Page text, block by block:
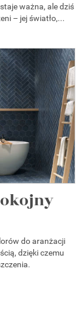
ważna, ale dziś
– jej światło,...
do aranżacji
dzięki czemu